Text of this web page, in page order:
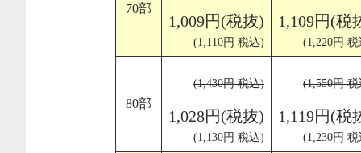
70部
1,009円(税抜)
(1,110円 税込)
1,109円(税
(1,220円
80部
(1,430円 税込)
1,028円(税抜)
(1,130円 税込)
(1,550円
1,119円(税
(1,230円